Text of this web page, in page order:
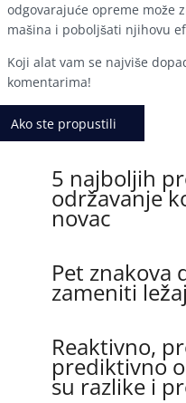
odgovarajuće opreme može
mašina i poboljšati njihovu
Koji alat vam se najviše
komentarima!
Ako ste propustili
5 najboljih
održavanje
novac
Pet znakova
zameniti
Reaktivno,
prediktivno
su razlike i